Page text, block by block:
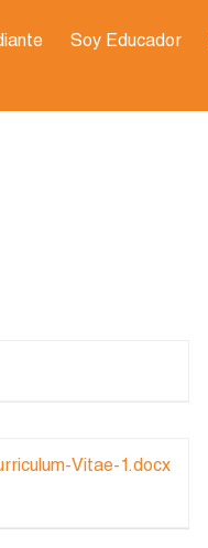
Soy Educador
Vitae-1.docx